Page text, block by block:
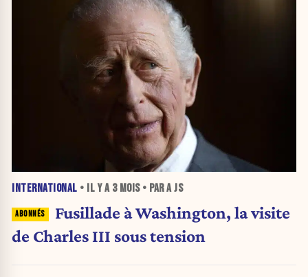
INTERNATIONAL • IL Y A 3 MOIS• PAR A JS
Fusillade à Washington, la visite
de Charles III sous tension